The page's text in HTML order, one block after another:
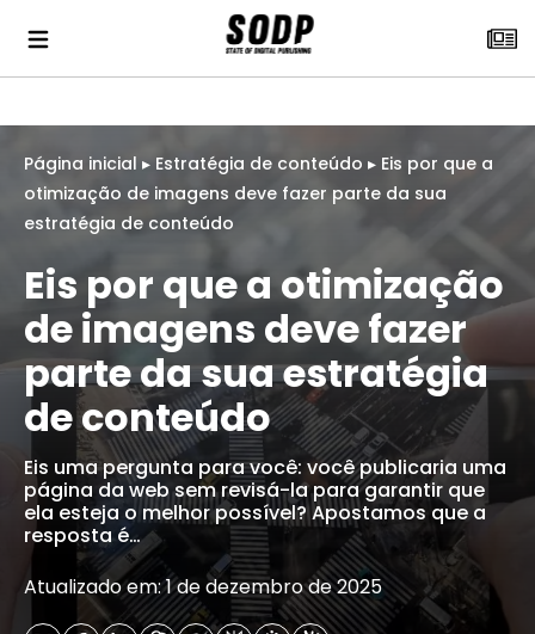
Página inicial ▸ Estratégia de conteúdo ▸ Eis por que a
otimização de imagens deve fazer parte da sua
estratégia de conteúdo
Eis por que a otimização
de imagens deve fazer
parte da sua estratégia
de conteúdo
Eis uma pergunta para você: você publicaria uma
página da web sem revisá-la para garantir que
ela esteja o melhor possível? Apostamos que a
resposta é…
Atualizado em: 1 de dezembro de 2025